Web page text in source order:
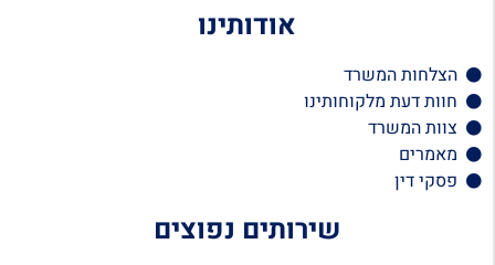
אודותינו
הצלחות המשרד
חוות דעת מלקוחותינו
צוות המשרד
מאמרים
פסקי דין
שירותים נפוצים